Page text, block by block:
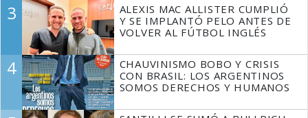
3
ALEXIS MAC ALLISTER CUMPLIÓ
Y SE IMPLANTÓ PELO ANTES DE
VOLVER AL FÚTBOL INGLÉS
4
CHAUVINISMO BOBO Y CRISIS
CON BRASIL: LOS ARGENTINOS
SOMOS DERECHOS Y HUMANOS